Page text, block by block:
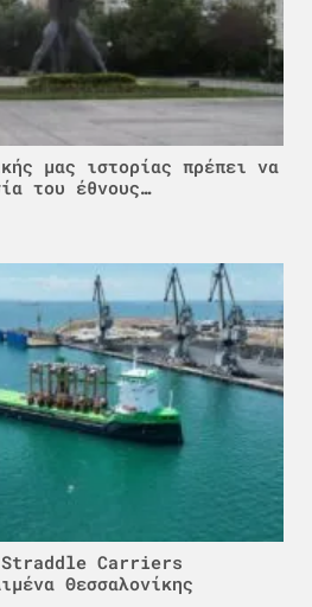
μας ιστορίας πρέπει να
του έθνους…
Straddle Carriers
Θεσσαλονίκης